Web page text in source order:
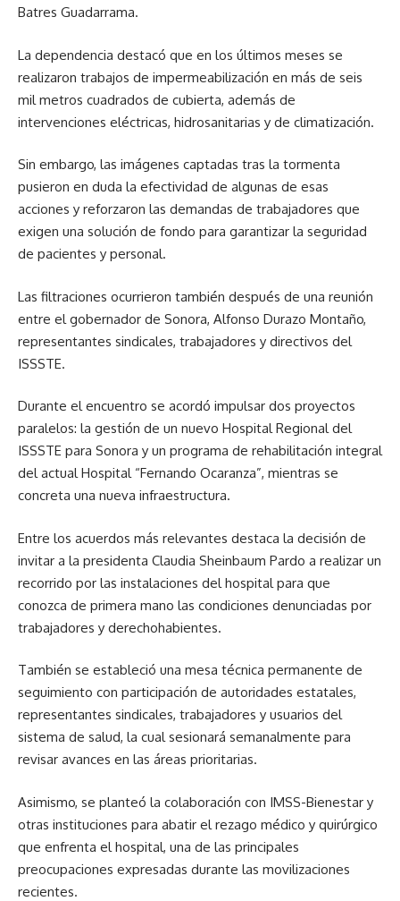
Batres Guadarrama.
La dependencia destacó que en los últimos meses se
realizaron trabajos de impermeabilización en más de seis
mil metros cuadrados de cubierta, además de
intervenciones eléctricas, hidrosanitarias y de climatización.
Sin embargo, las imágenes captadas tras la tormenta
pusieron en duda la efectividad de algunas de esas
acciones y reforzaron las demandas de trabajadores que
exigen una solución de fondo para garantizar la seguridad
de pacientes y personal.
Las filtraciones ocurrieron también después de una reunión
entre el gobernador de Sonora, Alfonso Durazo Montaño,
representantes sindicales, trabajadores y directivos del
ISSSTE.
Durante el encuentro se acordó impulsar dos proyectos
paralelos: la gestión de un nuevo Hospital Regional del
ISSSTE para Sonora y un programa de rehabilitación integral
del actual Hospital “Fernando Ocaranza”, mientras se
concreta una nueva infraestructura.
Entre los acuerdos más relevantes destaca la decisión de
invitar a la presidenta Claudia Sheinbaum Pardo a realizar un
recorrido por las instalaciones del hospital para que
conozca de primera mano las condiciones denunciadas por
trabajadores y derechohabientes.
También se estableció una mesa técnica permanente de
seguimiento con participación de autoridades estatales,
representantes sindicales, trabajadores y usuarios del
sistema de salud, la cual sesionará semanalmente para
revisar avances en las áreas prioritarias.
Asimismo, se planteó la colaboración con IMSS-Bienestar y
otras instituciones para abatir el rezago médico y quirúrgico
que enfrenta el hospital, una de las principales
preocupaciones expresadas durante las movilizaciones
recientes.